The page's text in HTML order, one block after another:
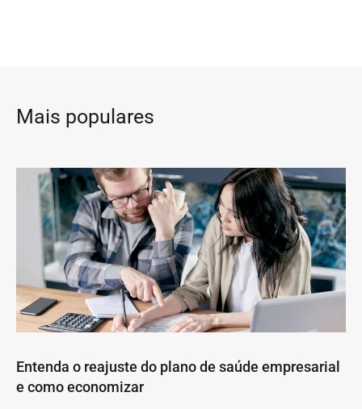
Mais populares
Entenda o reajuste do plano de saúde empresarial
e como economizar